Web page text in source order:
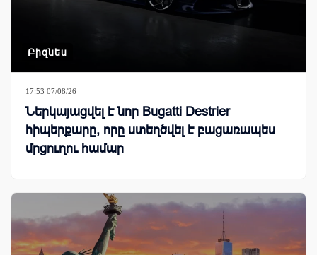
Բիզնես
17:53 07/08/26
Ներկայացվել է նոր Bugatti Destrier
հիպերքարը, որը ստեղծվել է բացառապես
մրցուղու համար